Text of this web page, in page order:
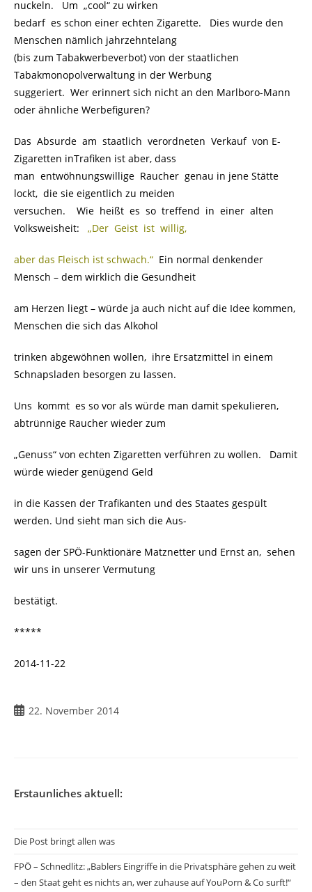
nuckeln. Um „cool“ zu wirken
bedarf es schon einer echten Zigarette. Dies wurde den
Menschen nämlich jahrzehntelang
(bis zum Tabakwerbeverbot) von der staatlichen
Tabakmonopolverwaltung in der Werbung
suggeriert. Wer erinnert sich nicht an den Marlboro-Mann
oder ähnliche Werbefiguren?
Das Absurde am staatlich verordneten Verkauf von E-
Zigaretten inTrafiken ist aber, dass
man entwöhnungswillige Raucher genau in jene Stätte
lockt, die sie eigentlich zu meiden
versuchen. Wie heißt es so treffend in einer alten
Volksweisheit:
„Der Geist ist willig,
aber das Fleisch ist schwach.“ Ein normal denkender
Mensch – dem wirklich die Gesundheit
am Herzen liegt – würde ja auch nicht auf die Idee kommen,
Menschen die sich das Alkohol
trinken abgewöhnen wollen, ihre Ersatzmittel in einem
Schnapsladen besorgen zu lassen.
Uns kommt es so vor als würde man damit spekulieren,
abtrünnige Raucher wieder zum
„Genuss“ von echten Zigaretten verführen zu wollen. Damit
würde wieder genügend Geld
in die Kassen der Trafikanten und des Staates gespült
werden. Und sieht man sich die Aus-
sagen der SPÖ-Funktionäre Matznetter und Ernst an, sehen
wir uns in unserer Vermutung
bestätigt.
*****
2014-11-22
22. November 2014
Erstaunliches aktuell:
Die Post bringt allen was
FPÖ – Schnedlitz: „Bablers Eingriffe in die Privatsphäre gehen zu weit
– den Staat geht es nichts an, wer zuhause auf YouPorn & Co surft!“